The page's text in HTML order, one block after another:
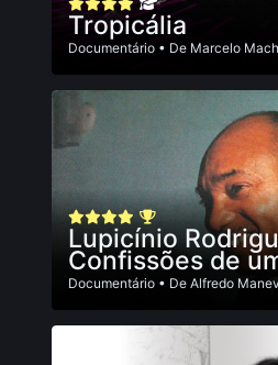
Tropicália
Documentário • De Marcelo
Lupicínio
Confissões de
Documentário • De Alfredo